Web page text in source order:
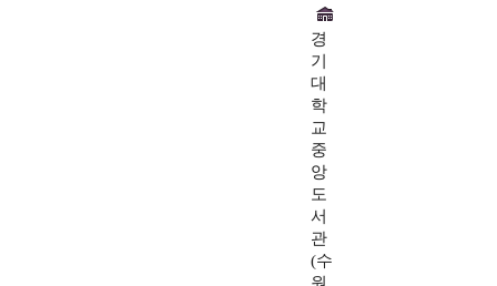
경
기
대
학
교
중
앙
도
서
관
(수